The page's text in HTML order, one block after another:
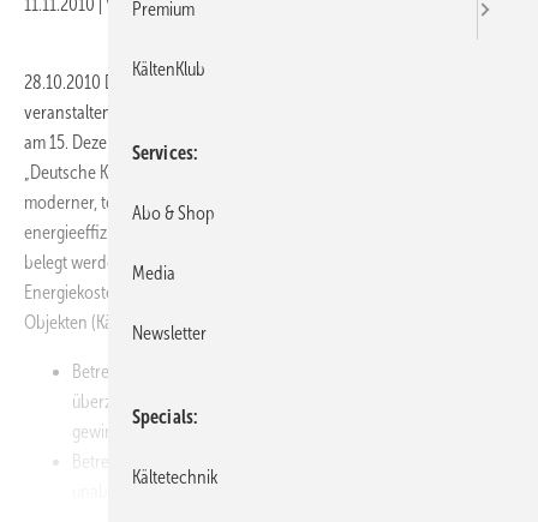
11.11.2010 Veröffentlicht in
28.10.2010 Der VDKF und die Frigotechnik Handels-GmbH
veranstalten gemeinsam mit weiteren Partnern und Organisationen
am 15. Dezember 2010 im Hotel Adlon Kempinski Berlin eine
„Deutsche Kälte-Klima-Konferenz“, die den Beteiligten die Finanzierung
moderner, technischer Lösungen durch Amortisation mit
energieeffizienten Kälte- und Klimasystemen aufzeigen möchte. Es soll
belegt werden, dass und wie Investitionen mithilfe der eingesparten
Energiekosten finanziert werden können, ohne die Leistung von den
Objekten (Kälte/Klima) zu reduzieren. Ziel der Veranstaltung ist es:
Betreiber von den Möglichkeiten der Energie­optimierung zu
überzeugen und für die sach- und fachgerechte Investition zu
gewinnen,
Betreibern aufzuzeigen, wie die Investition durch den
Premium
KältenKlub
Services
Abo & Shop
Media
Newsletter
Specials
Kältetechnik